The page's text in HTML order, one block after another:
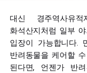
대신 경주역사유
화석산지처럼 일부
입장이 가능합니다.
반려동물을 케어할
된다면, 언젠가 반